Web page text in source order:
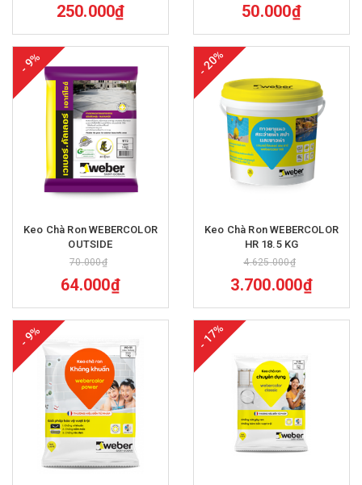
250.000₫ 50.000₫
- 9%
Keo Chà Ron WEBERCOLOR
OUTSIDE
70.000₫
64.000₫
- 20%
Keo Chà Ron WEBERCOLOR
HR 18.5 KG
4.625.000₫
3.700.000₫
- 9% - 17%